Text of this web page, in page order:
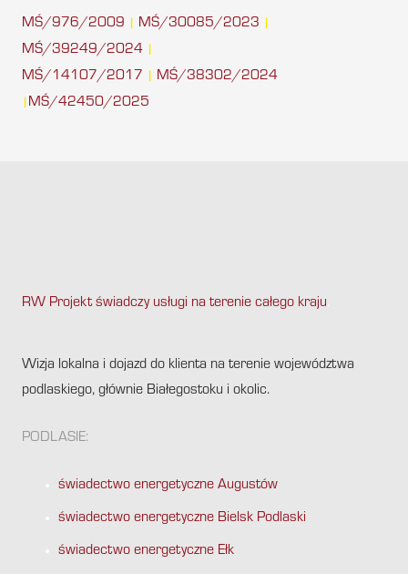
MŚ/976/2009 MŚ/30085/2023
MŚ/39249/2024
MŚ/14107/2017 MŚ/38302/2024
MŚ/42450/2025
RW Projekt świadczy usługi na terenie całego kraju
Wizja lokalna i dojazd do klienta na terenie województwa
podlaskiego, głównie Białegostoku i okolic.
PODLASIE:
świadectwo energetyczne Augustów
świadectwo energetyczne Bielsk Podlaski
świadectwo energetyczne Ełk